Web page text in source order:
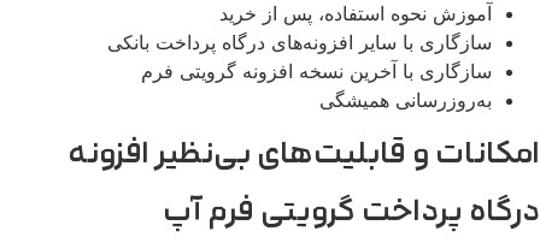
آموزش نحوه استفاده، پس از خرید
سازگاری با سایر افزونه‌های درگاه پرداخت بانکی
سازگاری با آخرین نسخه افزونه گرویتی فرم
به‌روزرسانی همیشگی
امکانات و قابلیت‌های بی‌نظیر افزونه
درگاه پرداخت گرویتی فرم آپ